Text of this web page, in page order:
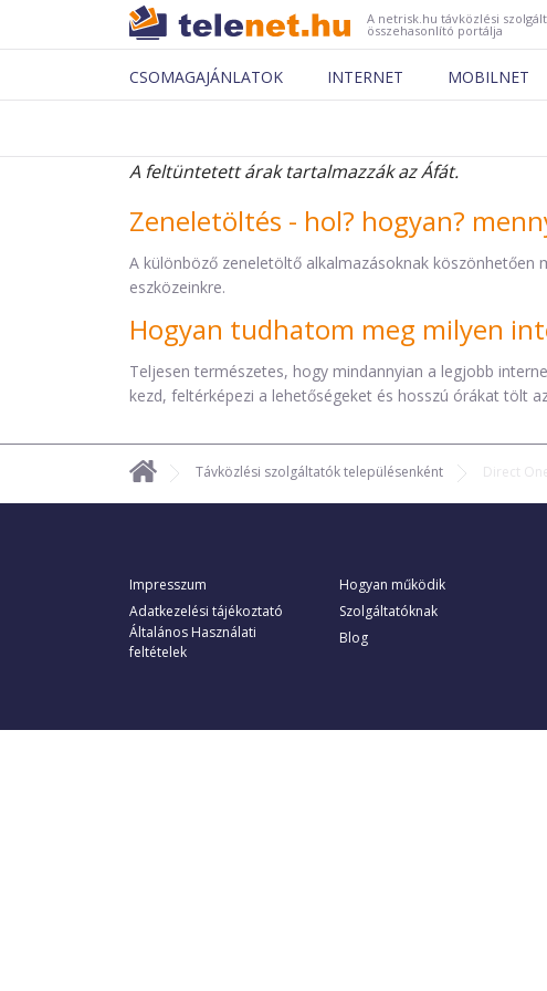
A netrisk.hu távközlési
összehasonlító portálja
CSOMAGAJÁNLATOK INTERNET MOBILNET
A feltüntetett árak tartalmazzák az Áfát.
Zeneletöltés - hol? hogyan?
A különböző zeneletöltő alkalmazásoknak
eszközeinkre.
Hogyan tudhatom meg milyen
Teljesen természetes, hogy mindannyian a legjobb
kezd, feltérképezi a lehetőségeket és hosszú órákat tölt
Távközlési szolgáltatók településenként Direct
Impresszum
Adatkezelési tájékoztató
Általános Használati
feltételek
Hogyan működik
Szolgáltatóknak
Blog